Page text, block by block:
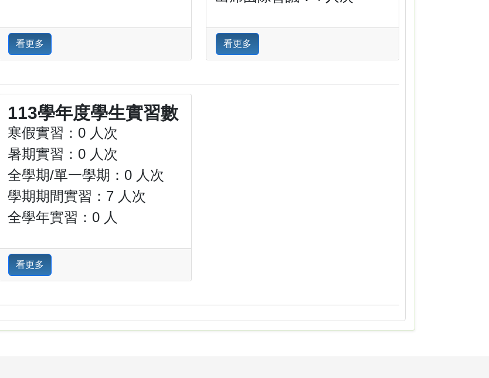
看更多 看更多
113學年度學生實習數
寒假實習：0 人次
暑期實習：0 人次
全學期/單一學期：0 人次
學期期間實習：7 人次
全學年實習：0 人
看更多